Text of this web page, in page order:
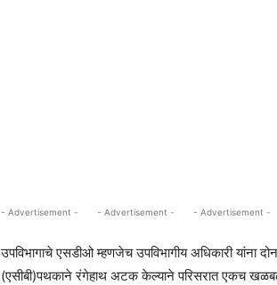
- Advertisement - - Advertisement - - Advertisement -
उपविभागाचे एसडीओ म्हणजेच उपविभागीय अधिकारी यांना
(एसीबी)पथकाने रंगेहाथ अटक केल्याने परिसरात एकच